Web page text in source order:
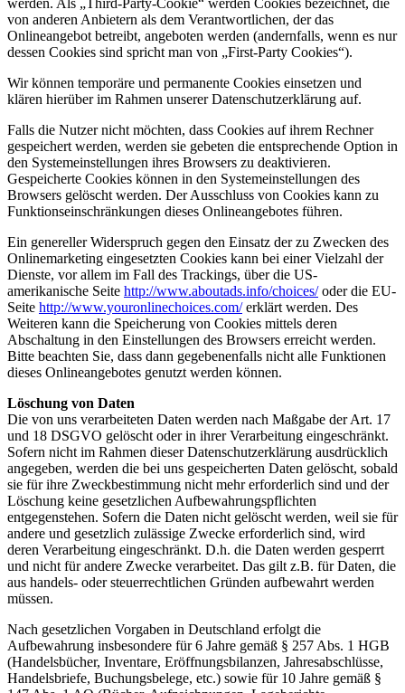
von anderen Anbietern als dem Verantwortlichen, der das
Onlineangebot betreibt, angeboten werden (andernfalls, wenn es nur
dessen Cookies sind spricht man von „First-Party Cookies“).
Wir können temporäre und permanente Cookies einsetzen und
klären hierüber im Rahmen unserer Datenschutzerklärung auf.
Falls die Nutzer nicht möchten, dass Cookies auf ihrem Rechner
gespeichert werden, werden sie gebeten die entsprechende Option in
den Systemeinstellungen ihres Browsers zu deaktivieren.
Gespeicherte Cookies können in den Systemeinstellungen des
Browsers gelöscht werden. Der Ausschluss von Cookies kann zu
Funktionseinschränkungen dieses Onlineangebotes führen.
Ein genereller Widerspruch gegen den Einsatz der zu Zwecken des
Onlinemarketing eingesetzten Cookies kann bei einer Vielzahl der
Dienste, vor allem im Fall des Trackings, über die US-
amerikanische Seite http://www.aboutads.info/choices/oder die EU-
Seite http://www.youronlinechoices.com/erklärt werden. Des
Weiteren kann die Speicherung von Cookies mittels deren
Abschaltung in den Einstellungen des Browsers erreicht werden.
Bitte beachten Sie, dass dann gegebenenfalls nicht alle Funktionen
dieses Onlineangebotes genutzt werden können.
Löschung von Daten
Die von uns verarbeiteten Daten werden nach Maßgabe der Art. 17
und 18 DSGVO gelöscht oder in ihrer Verarbeitung eingeschränkt.
Sofern nicht im Rahmen dieser Datenschutzerklärung ausdrücklich
angegeben, werden die bei uns gespeicherten Daten gelöscht, sobald
sie für ihre Zweckbestimmung nicht mehr erforderlich sind und der
Löschung keine gesetzlichen Aufbewahrungspflichten
entgegenstehen. Sofern die Daten nicht gelöscht werden, weil sie für
andere und gesetzlich zulässige Zwecke erforderlich sind, wird
deren Verarbeitung eingeschränkt. D.h. die Daten werden gesperrt
und nicht für andere Zwecke verarbeitet. Das gilt z.B. für Daten, die
aus handels- oder steuerrechtlichen Gründen aufbewahrt werden
müssen.
Nach gesetzlichen Vorgaben in Deutschland erfolgt die
Aufbewahrung insbesondere für 6 Jahre gemäß § 257 Abs. 1 HGB
(Handelsbücher, Inventare, Eröffnungsbilanzen, Jahresabschlüsse,
Handelsbriefe, Buchungsbelege, etc.) sowie für 10 Jahre gemäß §